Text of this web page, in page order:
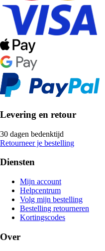
Levering en retour
30 dagen bedenktijd
Retourneer je bestelling
Diensten
Mijn account
Helpcentrum
Volg mijn bestelling
Bestelling retourneren
Kortingscodes
Over